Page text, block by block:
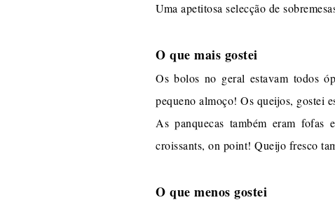
Uma apetitosa selecção de
O que mais gostei
Os bolos no geral estavam todos
pequeno almoço! Os queijos, gostei
As panquecas também eram fofas
croissants, on point! Queijo fresco
O que menos gostei